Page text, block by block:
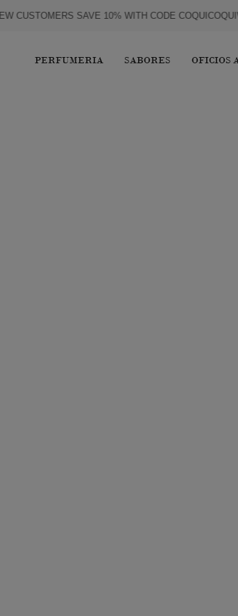
AL
SAVE 10% WITH CODE
PERFUMERIA SABORES OFICIOS